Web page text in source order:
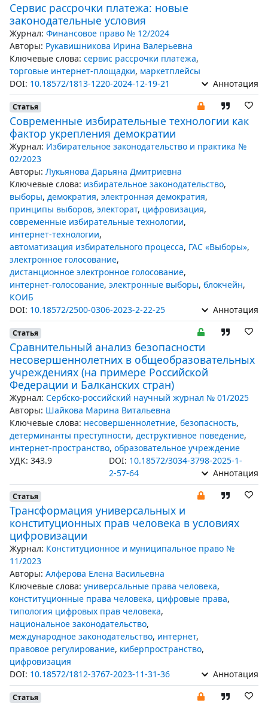
Сервис рассрочки платежа: новые
законодательные условия
Журнал: Финансовое право № 12/2024
Авторы: Рукавишникова Ирина Валерьевна
Ключевые слова: сервис рассрочки платежа,
торговые интернет-площадки, маркетплейсы
DOI: 10.18572/1813-1220-2024-12-19-21 Аннотация
Статья
Современные избирательные технологии как
фактор укрепления демократии
Журнал: Избирательное законодательство и практика №
02/2023
Авторы: Лукьянова Дарьяна Дмитриевна
Ключевые слова: избирательное законодательство,
выборы, демократия, электронная демократия,
принципы выборов, электорат, цифровизация,
современные избирательные технологии,
интернет-технологии,
автоматизация избирательного процесса, ГАС «Выборы»,
электронное голосование,
дистанционное электронное голосование,
интернет-голосование, электронные выборы, блокчейн,
КОИБ
DOI: 10.18572/2500-0306-2023-2-22-25 Аннотация
Статья
Сравнительный анализ безопасности
несовершеннолетних в общеобразовательных
учреждениях (на примере Российской
Федерации и Балканских стран)
Журнал: Сербско-российский научный журнал № 01/2025
Авторы: Шайкова Марина Витальевна
Ключевые слова: несовершеннолетние, безопасность,
детерминанты преступности, деструктивное поведение,
интернет-пространство, образовательное учреждение
УДК: 343.9
DOI: 10.18572/3034-3798-2025-1-
2-57-64
Аннотация
Статья
Трансформация универсальных и
конституционных прав человека в условиях
цифровизации
Журнал: Конституционное и муниципальное право №
11/2023
Авторы: Алферова Елена Васильевна
Ключевые слова: универсальные права человека,
конституционные права человека, цифровые права,
типология цифровых прав человека,
национальное законодательство,
международное законодательство, интернет,
правовое регулирование, киберпространство,
цифровизация
DOI: 10.18572/1812-3767-2023-11-31-36 Аннотация
Статья